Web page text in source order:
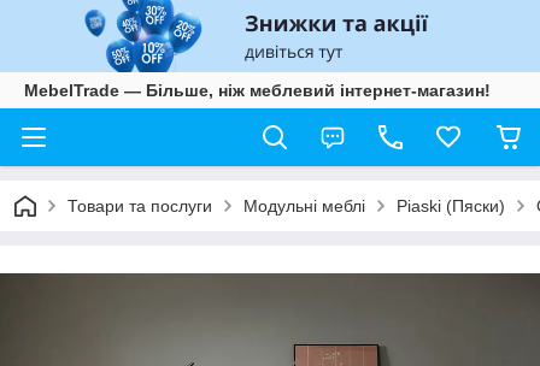
MebelTrade — Більше, ніж меблевий інтернет-магазин!
Товари та послуги Модульні меблі Piaski (Пяски)